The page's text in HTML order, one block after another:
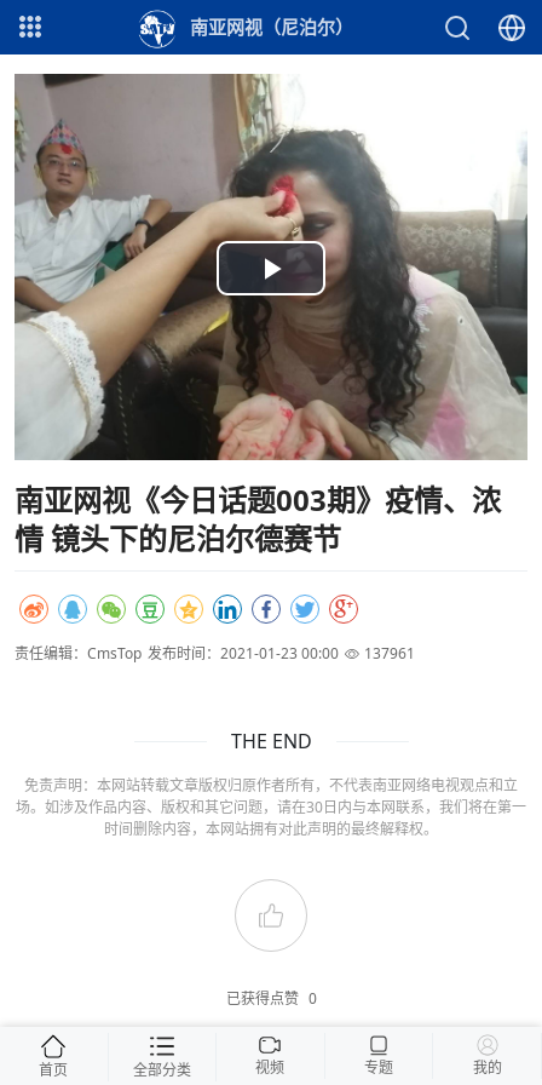
南亚网视（尼泊尔）
Play
Video
南亚网视《今日话题003期》疫情、浓
情 镜头下的尼泊尔德赛节
责任编辑：CmsTop 发布时间：2021-01-23 00:00 137961
THE END
免责声明：本网站转载文章版权归原作者所有，不代表南亚网络电视观点和立
场。如涉及作品内容、版权和其它问题，请在30日内与本网联系，我们将在第一
时间删除内容，本网站拥有对此声明的最终解释权。
已获得点赞 0
首页 全部分类 视频 专题 我的